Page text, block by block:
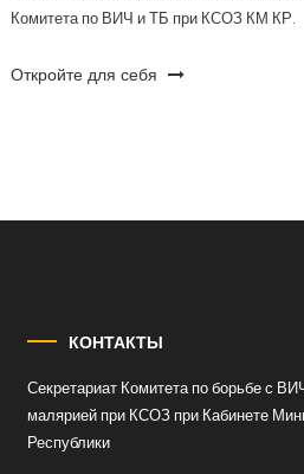
Комитета по ВИЧ и ТБ при КСОЗ КМ КР.
Откройте для себя
КОНТАКТЫ
Секретариат Комитета по борьбе с
малярией при КСОЗ при Кабинете
Республики